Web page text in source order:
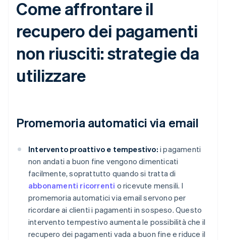
Come affrontare il
recupero dei pagamenti
non riusciti: strategie da
utilizzare
Promemoria automatici via email
Intervento proattivo e tempestivo: i pagamenti
non andati a buon fine vengono dimenticati
facilmente, soprattutto quando si tratta di
abbonamenti ricorrenti o ricevute mensili. I
promemoria automatici via email servono per
ricordare ai clienti i pagamenti in sospeso. Questo
intervento tempestivo aumenta le possibilità che il
recupero dei pagamenti vada a buon fine e riduce il